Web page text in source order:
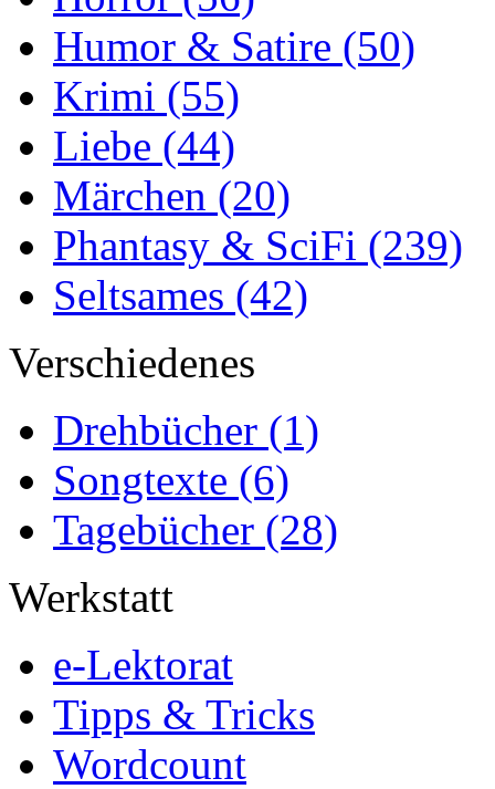
Humor & Satire (50)
Krimi (55)
Liebe (44)
Märchen (20)
Phantasy & SciFi (239)
Seltsames (42)
Verschiedenes
Drehbücher (1)
Songtexte (6)
Tagebücher (28)
Werkstatt
e-Lektorat
Tipps & Tricks
Wordcount